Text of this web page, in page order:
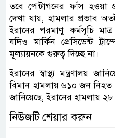
তবে পেন্টাগনের ফাঁস হওয়া
দেখা যায়, হামলার প্রভাব
ইরানের পরমাণু কর্মসূচি
যদিও মার্কিন প্রেসিডেন্ট
মূল্যায়নকে গুরুত্ব দিচ্ছে না।
ইরানের স্বাস্থ্য মন্ত্রণালয়
বিমান হামলায় ৬১০ জন নিহত
জানিয়েছে, ইরানের হামলায়
নিউজটি শেয়ার করুন